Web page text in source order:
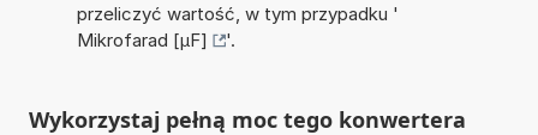
przeliczyć wartość, w tym przypadku '
Mikrofarad [µF]
'.
Wykorzystaj pełną moc tego konwertera